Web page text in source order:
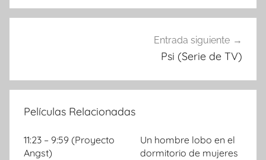
entradas
Entrada siguiente
Psi (Serie de TV)
Películas Relacionadas
11:23 – 9:59 (Proyecto
Angst)
Un hombre lobo en el
dormitorio de mujeres